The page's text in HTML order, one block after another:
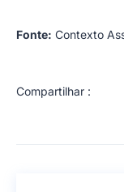
Fonte: Contexto
Compartilhar :